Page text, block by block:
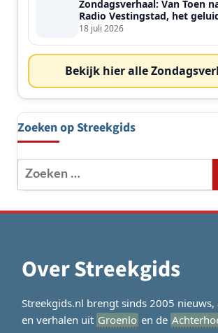
Zondagsverhaal: Van Toen
Radio Vestingstad, het
de streek
18 juli 2026
Bekijk hier alle
Zoeken op Streekgids
Zoeken
naar:
Over Streekgids
Streekgids.nl brengt sinds 2005
en verhalen uit Groenlo en de